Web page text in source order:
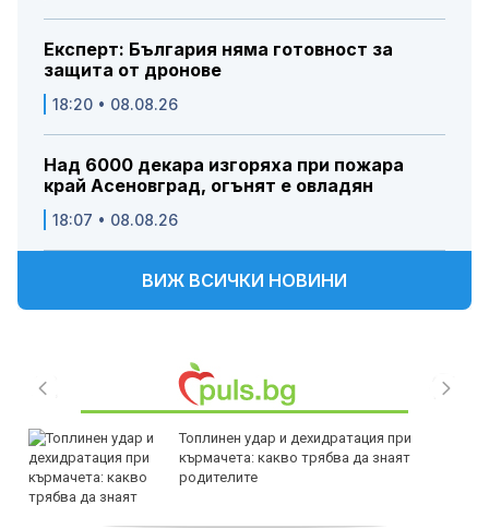
Експерт: България няма готовност за
защита от дронове
18:20 • 08.08.26
Над 6000 декара изгоряха при пожара
край Асеновград, огънят е овладян
18:07 • 08.08.26
ВИЖ ВСИЧКИ НОВИНИ
Топлинен удар и дехидратация при
кърмачета: какво трябва да знаят
родителите